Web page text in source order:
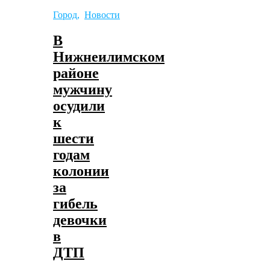
Город, Новости
В
Нижнеилимском
районе
мужчину
осудили
к
шести
годам
колонии
за
гибель
девочки
в
ДТП